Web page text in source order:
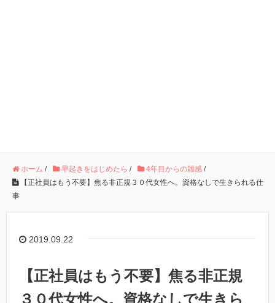
ホーム / 早起きをはじめたら / 4年目からの雑感 /
【正社員はもう不要】焦る非正規３０代女性へ。資格なしで生きられる仕
事
2019.09.22
【正社員はもう不要】焦る非正規
３０代女性へ。資格なしで生きら